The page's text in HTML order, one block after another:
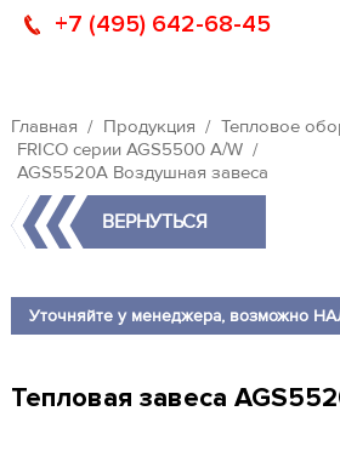
+7 (495) 642-68-45
Главная Продукция Тепловое
FRICO серии AGS5500 A/W
AGS5520A Воздушная завеса
ВЕРНУТЬСЯ
Уточняйте у менеджера, возможно
Тепловая завеса